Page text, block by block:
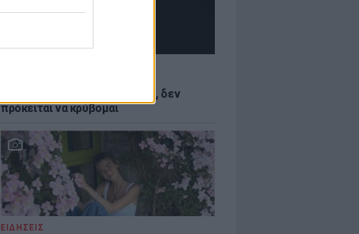
ασχολούνται με το δέρμα μου, δεν
πρόκειται να κρύβομαι
ΕΙΔΗΣΕΙΣ